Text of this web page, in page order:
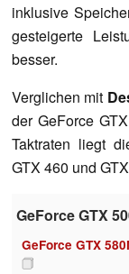
inklusive
gesteigerte
besser.
Verglichen mit
der GeForce
Taktraten liegt
GTX 460 und
GeForce GTX
GeForce GTX